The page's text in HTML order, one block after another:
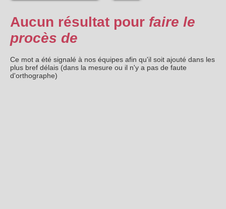
Aucun résultat pour faire le
procès de
Ce mot a été signalé à nos équipes afin qu'il soit ajouté dans les
plus bref délais (dans la mesure ou il n'y a pas de faute
d'orthographe)